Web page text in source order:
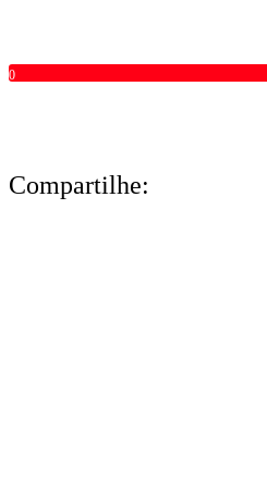
0
Compartilhe: